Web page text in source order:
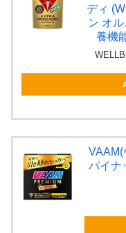
ディ
ン オ
養機
VAAM(
パイナ